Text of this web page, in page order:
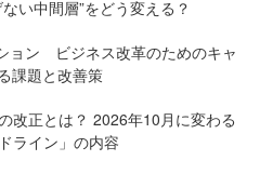
い中間層”をどう変える？
ョン ビジネス改革のためのキャ
課題と改善策
改正とは？ 2026年10月に変わる
ライン」の内容